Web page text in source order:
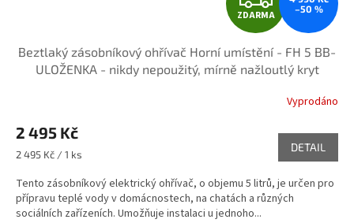
D
A
R
M
A
ZDARMA
–50 %
Beztlaký zásobníkový ohřívač Horní umístění - FH 5 BB-
ULOŽENKA - nikdy nepoužitý, mírně nažloutlý kryt
Vyprodáno
2 495 Kč
Měrná
2 495 Kč / 1 ks
DETAIL
Tento zásobníkový elektrický ohřívač, o objemu 5 litrů, je určen pro
přípravu teplé vody v domácnostech, na chatách a různých
sociálních zařízeních. Umožňuje instalaci u jednoho...